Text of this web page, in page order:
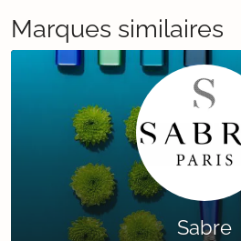
Marques similaires
Sabre